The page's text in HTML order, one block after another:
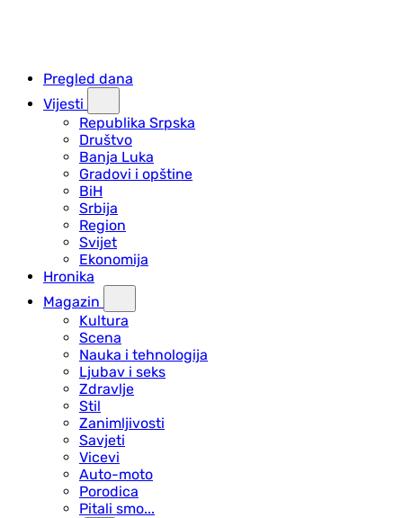
Pregled dana
Vijesti
Republika Srpska
Društvo
Banja Luka
Gradovi i opštine
BiH
Srbija
Region
Svijet
Ekonomija
Hronika
Magazin
Kultura
Scena
Nauka i tehnologija
Ljubav i seks
Zdravlje
Stil
Zanimljivosti
Savjeti
Vicevi
Auto-moto
Porodica
Pitali smo...